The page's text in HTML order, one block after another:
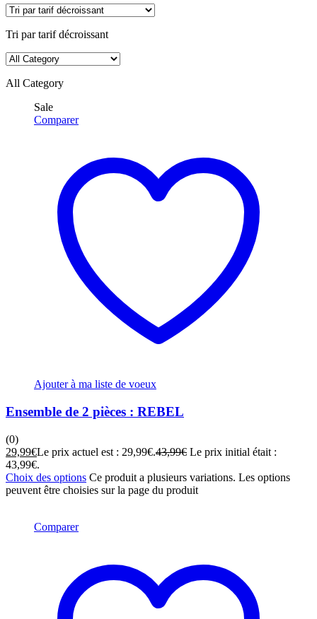
Tri par tarif décroissant
All Category
Sale
Comparer
Ajouter à ma liste de voeux
Ensemble de 2 pièces : REBEL
(0)
29,99€Le prix actuel est : 29,99€.43,99€ Le prix initial était :
43,99€.
Choix des options Ce produit a plusieurs variations. Les options
peuvent être choisies sur la page du produit
Comparer